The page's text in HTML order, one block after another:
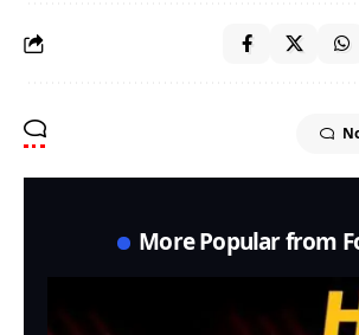
More Popular from